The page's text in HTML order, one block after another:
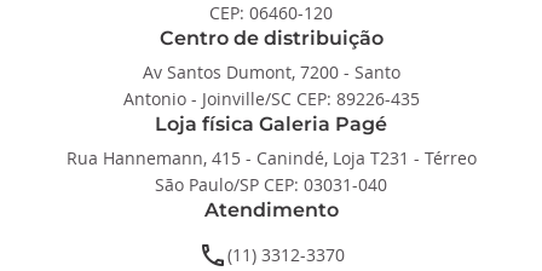
CEP: 06460-120
Centro de distribuição
Av Santos Dumont, 7200 - Santo
Antonio - Joinville/SC CEP: 89226-435
Loja física Galeria Pagé
Rua Hannemann, 415 - Canindé, Loja T231 - Térreo
São Paulo/SP CEP: 03031-040
Atendimento
phone(11) 3312-3370